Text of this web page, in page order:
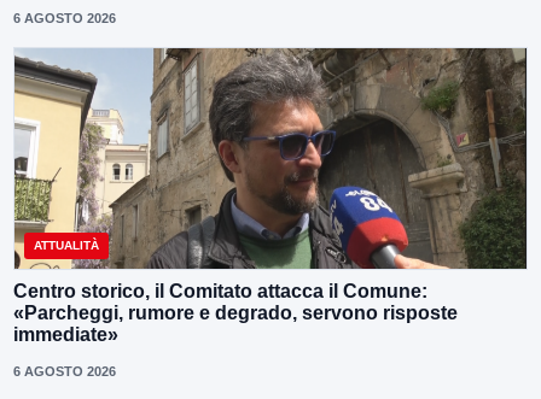
6 AGOSTO 2026
ATTUALITÀ
Centro storico, il Comitato attacca il Comune:
«Parcheggi, rumore e degrado, servono risposte
immediate»
6 AGOSTO 2026